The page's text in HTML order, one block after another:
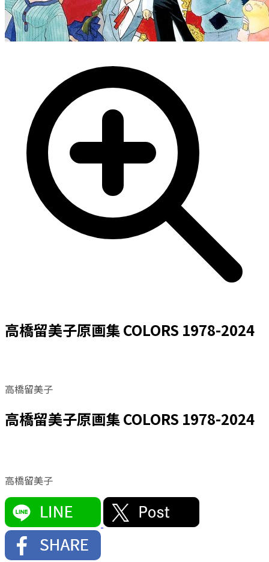
高橋留美子原画集 COLORS 1978-2024
高橋留美子
高橋留美子原画集 COLORS 1978-2024
高橋留美子